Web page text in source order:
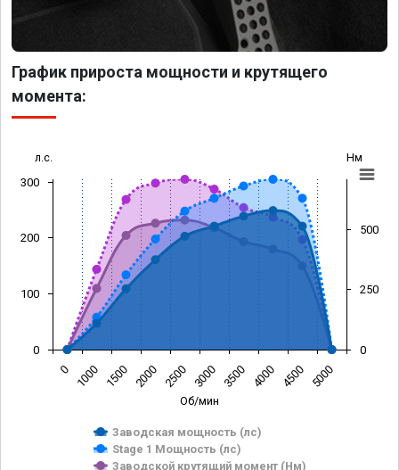
График прироста мощности и крутящего
момента:
Об/мин
л.с. Нм
Заводская мощность (лс)
Stage 1 Мощность (лс)
Заводской крутящий момент (Нм)
0 1000 1500 2000 2500 3000 3500 4000 4500 5000
0
100
200
300
0
250
500